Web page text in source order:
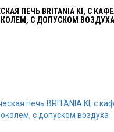
ПЕЧЬ BRITANIA KI, С
С ДОПУСКОМ ВОЗДУХА